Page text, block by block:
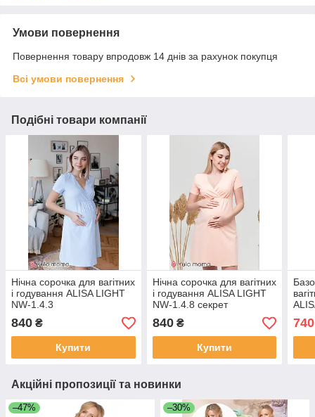
Умови повернення
Повернення товару впродовж 14 днів за рахунок покупця
Всі умови повернення
Подібні товари компанії
Нічна сорочка для вагітних
і годування ALISA LIGHT
NW-1.4.3
840 ₴
Купити
Нічна сорочка для вагітних
і годування ALISA LIGHT
NW-1.4.8 секрет
годування на запах
840₴
Купити
740
Акційні пропозиції та новинки
–47% –30%